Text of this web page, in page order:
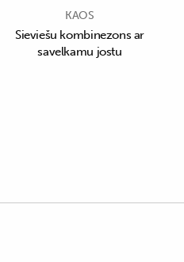
KAOS
Sieviešu kombinezons ar
savelkamu jostu